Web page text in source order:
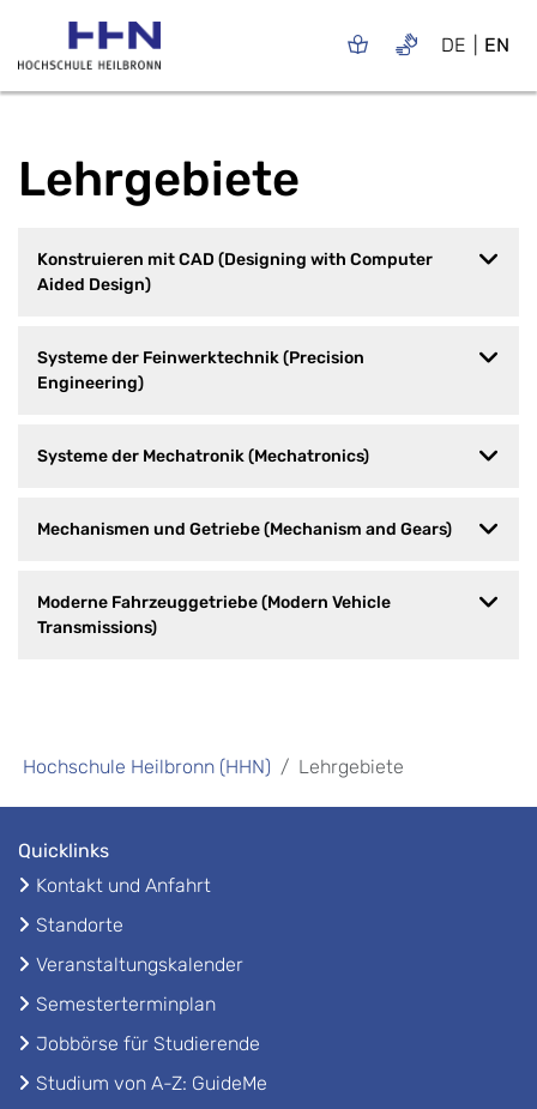
DE EN
Lehrgebiete
Konstruieren mit CAD (Designing with Computer
Aided Design)
Systeme der Feinwerktechnik (Precision
Engineering)
Systeme der Mechatronik (Mechatronics)
Mechanismen und Getriebe (Mechanism and Gears)
Moderne Fahrzeuggetriebe (Modern Vehicle
Transmissions)
Hochschule Heilbronn (HHN) Lehrgebiete
Quicklinks
Kontakt und Anfahrt
Standorte
Veranstaltungskalender
Semesterterminplan
Jobbörse für Studierende
Studium von A-Z: GuideMe